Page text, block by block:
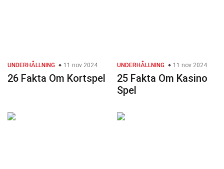
UNDERHÅLLNING 11 nov 2024
26 Fakta Om Kortspel
UNDERHÅLLNING 11 nov 2024
25 Fakta Om Kasino
Spel